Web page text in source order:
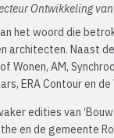
Ontwikkeling
het woord die
architecten. Naast
Wonen, AM,
ERA Contour en
edities van
en de gemeente